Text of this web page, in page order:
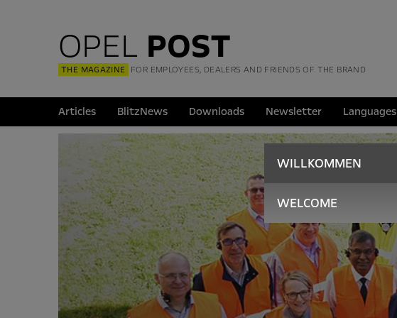
OPEL POST
THE MAGAZINE FOR EMPLOYEES, DEALERS AND FRIENDS OF THE BRAND
Articles BlitzNews Downloads Newsletter Languages
WILLKOMMEN
WELCOME